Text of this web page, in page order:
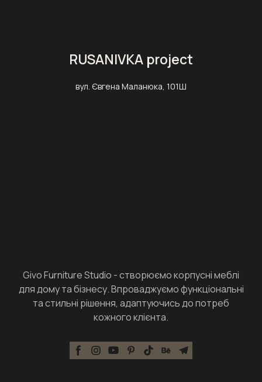
RUSANIVKA project
вул. Євгена Маланюка, 101Ш
Givo Furniture Studio - створюємо корпусні меблі
для дому та бізнесу. Впроваджуємо функціональні
та стильні рішення, адаптуючись до потреб
кожного клієнта.